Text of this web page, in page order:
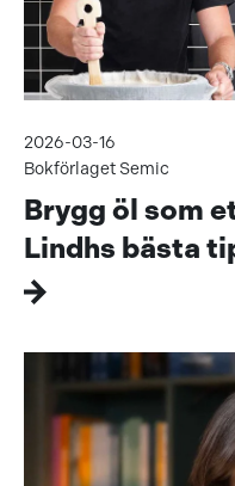
2026-03-16
Bokförlaget Semic
Brygg öl som
Lindhs bästa